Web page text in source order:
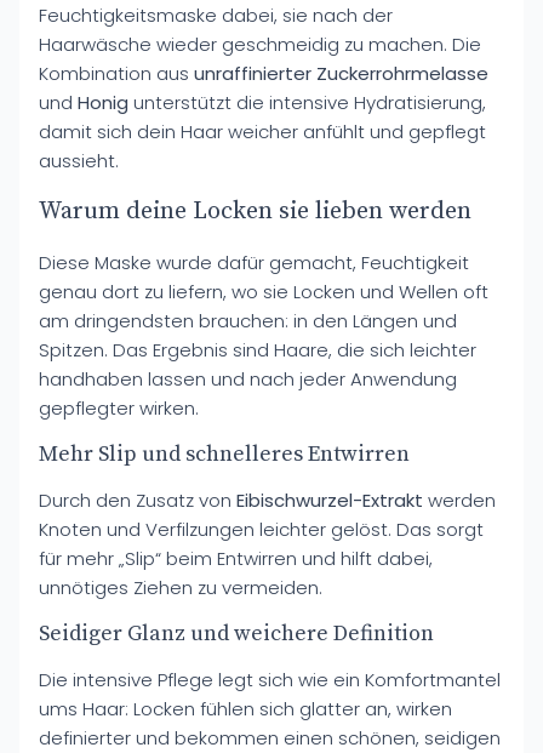
Feuchtigkeitsmaske dabei, sie nach der
Haarwäsche wieder geschmeidig zu machen. Die
Kombination aus unraffinierter Zuckerrohrmelasse
und Honig unterstützt die intensive Hydratisierung,
damit sich dein Haar weicher anfühlt und gepflegt
aussieht.
Warum deine Locken sie lieben werden
Diese Maske wurde dafür gemacht, Feuchtigkeit
genau dort zu liefern, wo sie Locken und Wellen oft
am dringendsten brauchen: in den Längen und
Spitzen. Das Ergebnis sind Haare, die sich leichter
handhaben lassen und nach jeder Anwendung
gepflegter wirken.
Mehr Slip und schnelleres Entwirren
Durch den Zusatz von Eibischwurzel-Extrakt werden
Knoten und Verfilzungen leichter gelöst. Das sorgt
für mehr „Slip“ beim Entwirren und hilft dabei,
unnötiges Ziehen zu vermeiden.
Seidiger Glanz und weichere Definition
Die intensive Pflege legt sich wie ein Komfortmantel
ums Haar: Locken fühlen sich glatter an, wirken
definierter und bekommen einen schönen, seidigen